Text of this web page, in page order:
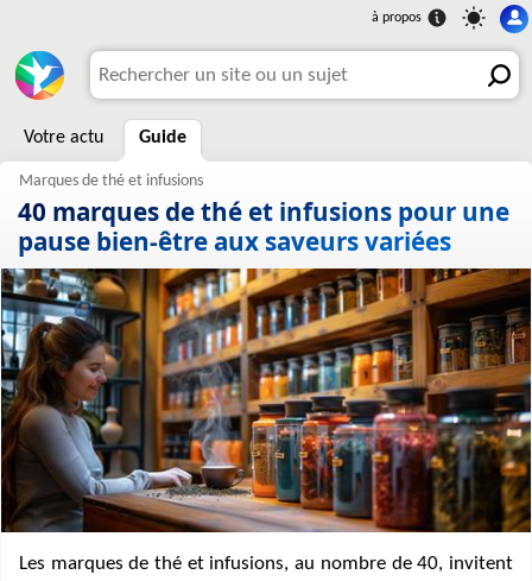
Votre actu Guide
40 marques de thé et infusions pour une
pause bien-être aux saveurs variées
Les marques de thé et infusions, au nombre de 40, invitent